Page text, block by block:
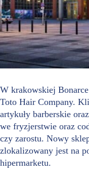
W krakowskiej
Toto Hair Company.
artykuły barberskie
we fryzjerstwie oraz
czy zarostu. Nowy
zlokalizowany jest na
hipermarketu.